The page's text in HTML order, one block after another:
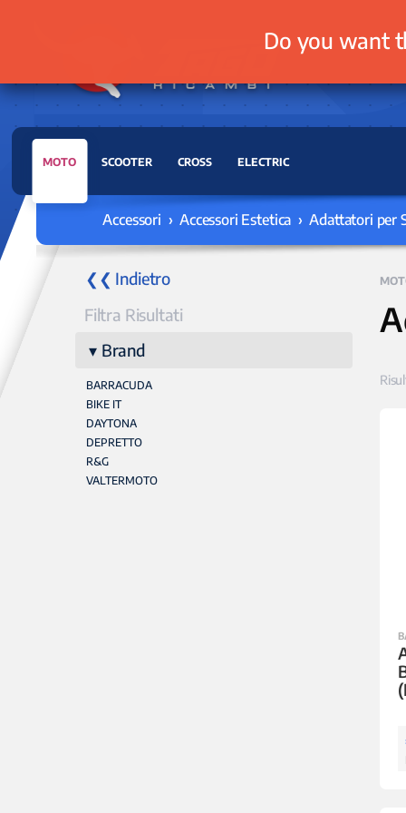
MOTO SCOOTER CROSS ELECTRIC
Accessori › Accessori Estetica › Adattatori per
❮❮ Indietro
Filtra Risultati
Brand
BARRACUDA
BIKE IT
DAYTONA
DEPRETTO
R&G
VALTERMOTO
Do you want